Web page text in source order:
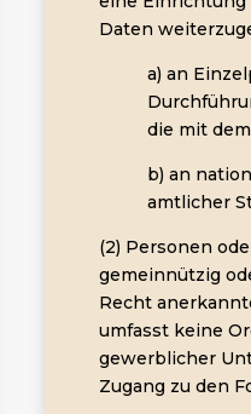
Daten
a) an
die mit
b) an
amtlicher
(2) Personen
gemeinnützig
Recht
umfasst keine
gewerblicher
Zugang zu den